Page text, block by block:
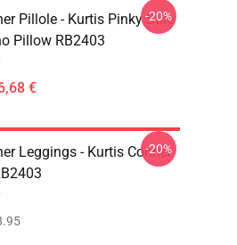
Pillole - Kurtis Pinky Stile
Pillow RB2403
€
-20%
Leggings - Kurtis Conner
-20%